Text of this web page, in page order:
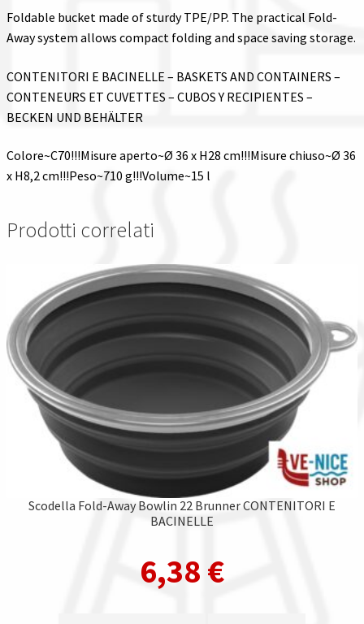
Foldable bucket made of sturdy TPE/PP. The practical Fold-
Away system allows compact folding and space saving storage.
CONTENITORI E BACINELLE – BASKETS AND CONTAINERS –
CONTENEURS ET CUVETTES – CUBOS Y RECIPIENTES –
BECKEN UND BEHÄLTER
Colore~C70!!!Misure aperto~Ø 36 x H28 cm!!!Misure chiuso~Ø 36
x H8,2 cm!!!Peso~710 g!!!Volume~15 l
Prodotti correlati
Scodella Fold-Away Bowlin 22 Brunner CONTENITORI E
BACINELLE
6,38 €